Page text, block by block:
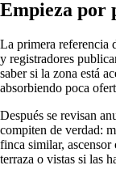
Empieza por
La primera referencia
y registradores
saber si la zona está
absorbiendo poca
Después se revisan
compiten de verdad:
finca similar, ascensor
terraza o vistas si las